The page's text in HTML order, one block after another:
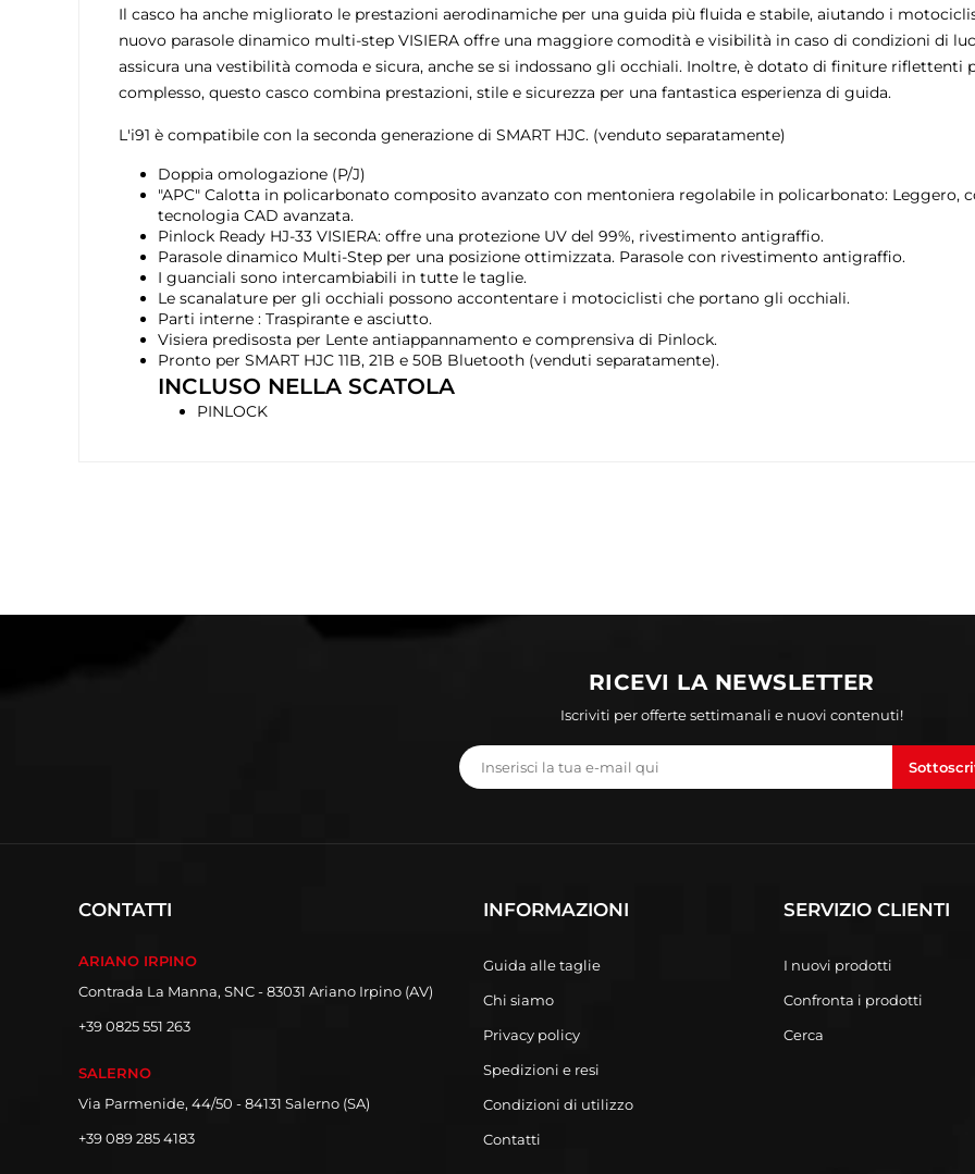
Il casco ha anche migliorato le prestazioni aerodinamiche per una guida più fluida e stabile, aiutando i
nuovo parasole dinamico multi-step VISIERA offre una maggiore comodità e visibilità in caso di condizioni di
assicura una vestibilità comoda e sicura, anche se si indossano gli occhiali. Inoltre, è dotato di finiture riflettenti
complesso, questo casco combina prestazioni, stile e sicurezza per una fantastica esperienza di guida.
L'i91 è compatibile con la seconda generazione di SMART HJC. (venduto separatamente)
Doppia omologazione (P/J)
"APC" Calotta in policarbonato composito avanzato con mentoniera regolabile in policarbonato: Leggero,
tecnologia CAD avanzata.
Pinlock Ready HJ-33 VISIERA: offre una protezione UV del 99%, rivestimento antigraffio.
Parasole dinamico Multi-Step per una posizione ottimizzata. Parasole con rivestimento antigraffio.
I guanciali sono intercambiabili in tutte le taglie.
Le scanalature per gli occhiali possono accontentare i motociclisti che portano gli occhiali.
Parti interne : Traspirante e asciutto.
Visiera predisosta per Lente antiappannamento e comprensiva di Pinlock.
Pronto per SMART HJC 11B, 21B e 50B Bluetooth (venduti separatamente).
INCLUSO NELLA SCATOLA
PINLOCK
RICEVI LA NEWSLETTER
Iscriviti per offerte settimanali e nuovi contenuti!
CONTATTI
ARIANO IRPINO
Contrada La Manna, SNC - 83031 Ariano Irpino (AV)
+39 0825 551 263
SALERNO
Via Parmenide, 44/50 - 84131 Salerno (SA)
+39 089 285 4183
INFORMAZIONI
Guida alle taglie
Chi siamo
Privacy policy
Spedizioni e resi
Condizioni di utilizzo
Contatti
SERVIZIO CLIENTI
I nuovi prodotti
Confronta i prodotti
Cerca